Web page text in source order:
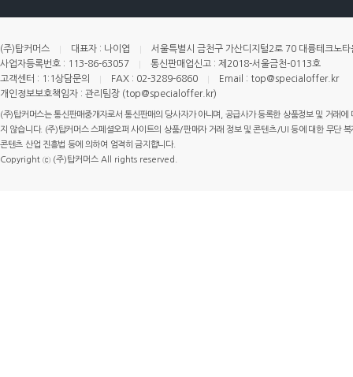
(주)탑커머스 대표자 : 나이엽
서울특별시 금천구 가산디지털2로 70 대륭테크노
사업자등록번호 : 113-86-63057
통신판매업신고 : 제2018-서울금천-0113호
고객센터 : 1:1상담문의
FAX : 02-3289-6860
Email : top@specialoffer.kr
개인정보보호책임자 : 관리팀장 (top@specialoffer.kr)
(주)탑커머스는 통신판매중개자로서 통신판매의 당사자가 아니며, 공급사가 등록한 상품정보 및 거래
지 않습니다. (주)탑커머스 스페셜오퍼 사이트의 상품/판매자 거래 정보 및 콘텐츠/UI 등에 대한 무단
콘텐츠 산업 진흥법 등에 의하여 엄격히 금지합니다.
Copyright ⓒ (주)탑커머스 All rights reserved.